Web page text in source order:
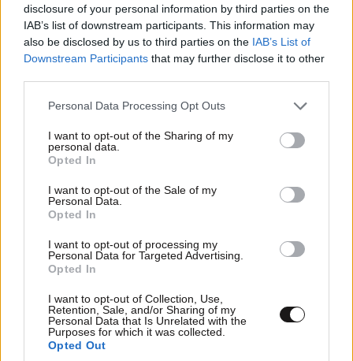
disclosure of your personal information by third parties on the
IAB’s list of downstream participants. This information may
also be disclosed by us to third parties on the IAB’s List of
Downstream Participants that may further disclose it to other
Please note that this website/app uses one or more Google
not limited to your visit or usage behaviour. You may click to
grant or deny consent to Google and its third-party tags to
use your data for below specified purposes in below Google
consent section.
Personal Data Processing Opt Outs
I want to opt-out of the Sharing of my
personal data.
Opted In
I want to opt-out of the Sale of my
Personal Data.
Opted In
I want to opt-out of processing my
Personal Data for Targeted Advertising.
Opted In
I want to opt-out of Collection, Use,
Retention, Sale, and/or Sharing of my
Personal Data that Is Unrelated with the
Purposes for which it was collected.
Opted Out
0 ΣΧΌΛΙΑ ΑΝΑΓΝΩΣΤΏΝ